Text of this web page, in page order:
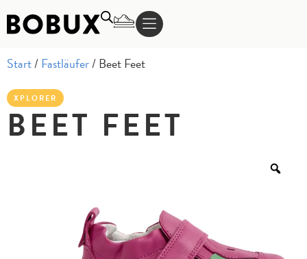
Start/Fastläufer/ Beet Feet
XPLORER
BEET FEET